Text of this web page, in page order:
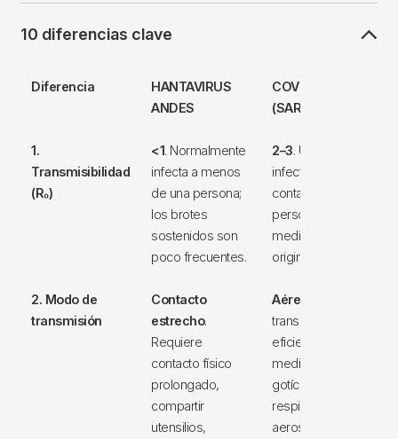
10 diferencias clave
Diferencia
HANTAVIRUS
ANDES
COVID-19
(SARS-CoV-2)
1.
Transmisibilidad
(R₀)
<1. Normalmente
infecta a menos
de una persona;
los brotes
sostenidos son
poco frecuentes.
2–3. Una persona
infectada puede
contagiar a 2–3
personas de
media (cepa
original).
2. Modo de
transmisión
Contacto
estrecho.
Requiere
contacto físico
prolongado,
compartir
utensilios,
Aéreo
transmite
eficientemente
mediante
gotículas
respiratorias y
aerosoles.